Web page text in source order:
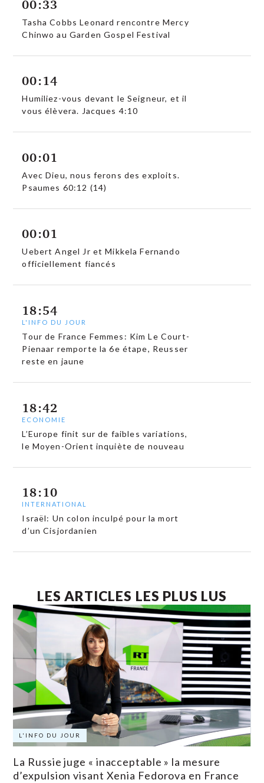
00:33
Tasha Cobbs Leonard rencontre Mercy
Chinwo au Garden Gospel Festival
00:14
Humiliez-vous devant le Seigneur, et il
vous élèvera. Jacques 4:10
00:01
Avec Dieu, nous ferons des exploits.
Psaumes 60:12 (14)
00:01
Uebert Angel Jr et Mikkela Fernando
officiellement fiancés
18:54
L'INFO DU JOUR
Tour de France Femmes: Kim Le Court-
Pienaar remporte la 6e étape, Reusser
reste en jaune
18:42
ECONOMIE
L’Europe finit sur de faibles variations,
le Moyen-Orient inquiète de nouveau
18:10
INTERNATIONAL
Israël: Un colon inculpé pour la mort
d’un Cisjordanien
LES ARTICLES LES PLUS LUS
L'INFO DU JOUR
La Russie juge « inacceptable » la mesure
d’expulsion visant Xenia Fedorova en France